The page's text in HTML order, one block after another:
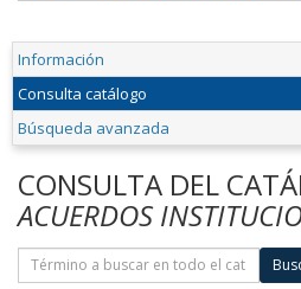
Información
Consulta catálogo
Búsqueda avanzada
CONSULTA DEL
ACUERDOS